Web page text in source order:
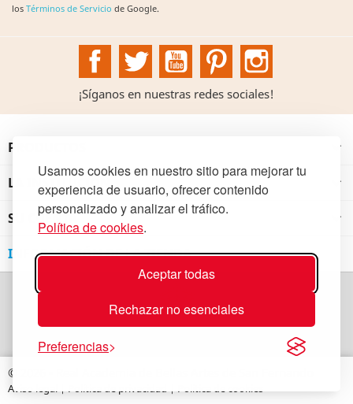
Usamos cookies en nuestro sitio para mejorar tu
experiencia de usuario, ofrecer contenido
personalizado y analizar el tráfico.
Política de cookies.
Aceptar todas
Rechazar no esenciales
Preferencias
los Términos de Servicio de Google.
FacebookTwitter YouTubePinterest
¡Síganos en nuestras redes sociales!
PRODUCTOS 
LA INSTITUCIÓN 
SU CUENTA 
INFORMACIÓN DE LA TIENDA
© 2026 - Real Academia de Bellas Artes de San Fernando
Aviso legal|Política de privacidad|Política de cookies